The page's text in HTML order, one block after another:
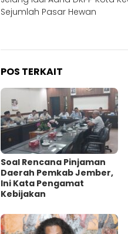
pos
Sejumlah Pasar Hewan
POS TERKAIT
‎Soal Rencana Pinjaman
Daerah Pemkab Jember,
Ini Kata Pengamat
Kebijakan ‎